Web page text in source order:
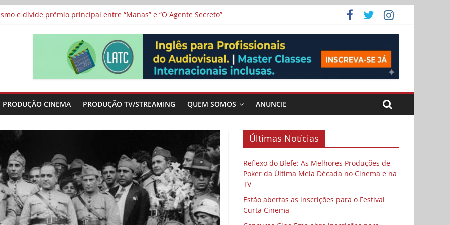
adaptação brasileira de série argentina para o cinema
e divide prêmio principal entre “Manas” e “O Agente Secreto”
Poker da Última Meia Década no Cinema e na TV
Cinema
de escolas públicas
PRODUÇÃO CINEMA PRODUÇÃO TV/STREAMING QUEM SOMOS ANUNCIE
Últimas Notícias
Reflexo do Blefe: As Melhores Produções de
Poker da Última Meia Década no Cinema e na
TV
Estão abertas as inscrições para o Festival
Curta Cinema